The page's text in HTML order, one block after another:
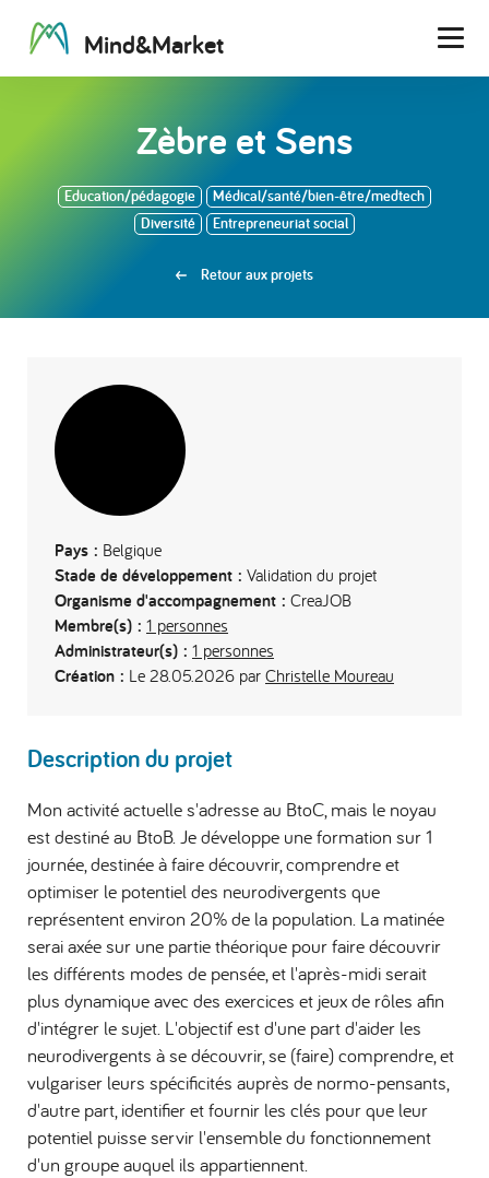
Mind&Market
Zèbre et Sens
Education/pédagogie
Médical/santé/bien-être/medtech
Diversité
Entrepreneuriat social
Retour aux projets
Pays : Belgique
Stade de développement : Validation du projet
Organisme d'accompagnement : CreaJOB
Membre(s) : 1 personnes
Administrateur(s) : 1 personnes
Création : Le 28.05.2026 par Christelle Moureau
Description du projet
Mon activité actuelle s'adresse au BtoC, mais le noyau
est destiné au BtoB. Je développe une formation sur 1
journée, destinée à faire découvrir, comprendre et
optimiser le potentiel des neurodivergents que
représentent environ 20% de la population. La matinée
serai axée sur une partie théorique pour faire découvrir
les différents modes de pensée, et l'après-midi serait
plus dynamique avec des exercices et jeux de rôles afin
d'intégrer le sujet. L'objectif est d'une part d'aider les
neurodivergents à se découvrir, se (faire) comprendre, et
vulgariser leurs spécificités auprès de normo-pensants,
d'autre part, identifier et fournir les clés pour que leur
potentiel puisse servir l'ensemble du fonctionnement
d'un groupe auquel ils appartiennent.